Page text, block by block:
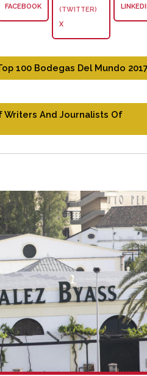
FACEBOOK
X
100 Bodegas Del Mundo
Writers And Journalists Of